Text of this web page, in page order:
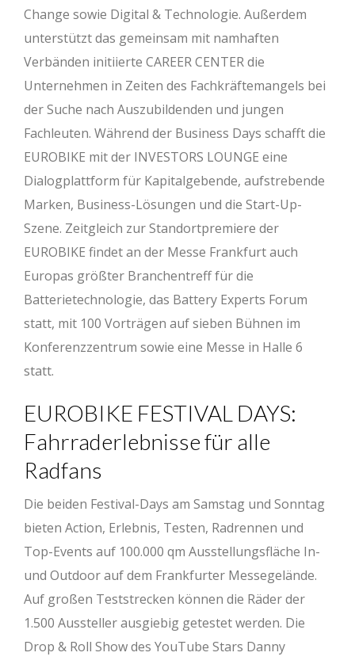
Change sowie Digital & Technologie. Außerdem
unterstützt das gemeinsam mit namhaften
Verbänden initiierte CAREER CENTER die
Unternehmen in Zeiten des Fachkräftemangels bei
der Suche nach Auszubildenden und jungen
Fachleuten. Während der Business Days schafft die
EUROBIKE mit der INVESTORS LOUNGE eine
Dialogplattform für Kapitalgebende, aufstrebende
Marken, Business-Lösungen und die Start-Up-
Szene. Zeitgleich zur Standortpremiere der
EUROBIKE findet an der Messe Frankfurt auch
Europas größter Branchentreff für die
Batterietechnologie, das Battery Experts Forum
statt, mit 100 Vorträgen auf sieben Bühnen im
Konferenzzentrum sowie eine Messe in Halle 6
statt.
EUROBIKE FESTIVAL DAYS:
Fahrraderlebnisse für alle
Radfans
Die beiden Festival-Days am Samstag und Sonntag
bieten Action, Erlebnis, Testen, Radrennen und
Top-Events auf 100.000 qm Ausstellungsfläche In-
und Outdoor auf dem Frankfurter Messegelände.
Auf großen Teststrecken können die Räder der
1.500 Aussteller ausgiebig getestet werden. Die
Drop & Roll Show des YouTube Stars Danny